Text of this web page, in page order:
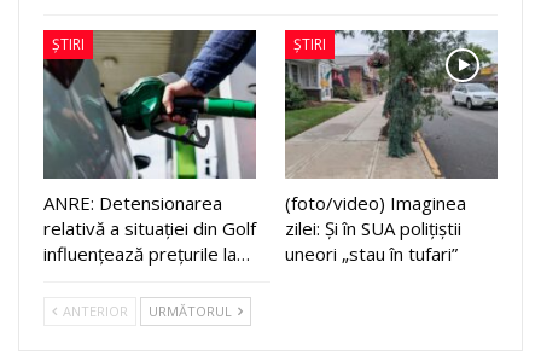
ȘTIRI
ANRE: Detensionarea
relativă a situației din Golf
influențează prețurile la…
ȘTIRI
(foto/video) Imaginea
zilei: Și în SUA polițiștii
uneori „stau în tufari”
ANTERIOR URMĂTORUL